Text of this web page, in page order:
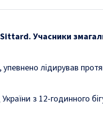
Учасники
лідирував
з 12-годинного